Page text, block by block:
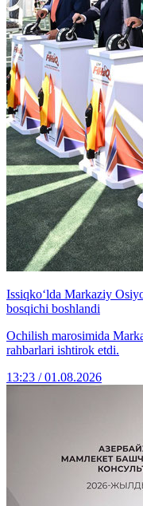
Issiqko‘lda Markaziy
bosqichi boshlandi
Ochilish marosimida
rahbarlari ishtirok etdi.
13:23 / 01.08.2026